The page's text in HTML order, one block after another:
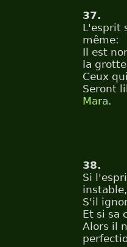
37.
L'esprit
même:
Il est
la
Ceux
Seront
Mara.
38.
Si
instable,
S'il
Et si sa
Alors il